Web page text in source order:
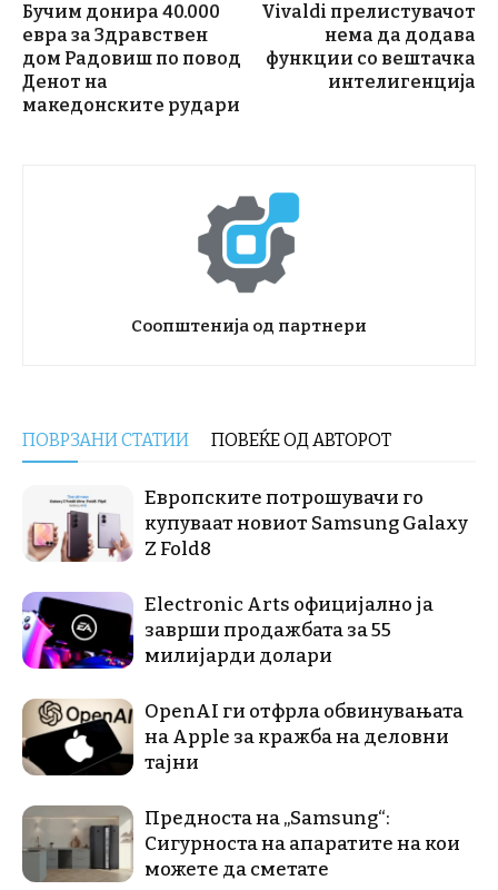
Бучим донира 40.000
евра за Здравствен
дом Радовиш по повод
Денот на
македонските рудари
Vivaldi прелистувачот
нема да додава
функции со вештачка
интелигенција
Соопштенија од партнери
ПОВРЗАНИ СТАТИИ ПОВЕЌЕ ОД АВТОРОТ
Европските потрошувачи го
купуваат новиот Samsung Galaxy
Z Fold8
Electronic Arts официјално ја
заврши продажбата за 55
милијарди долари
OpenAI ги отфрла обвинувањата
на Apple за кражба на деловни
тајни
Предноста на „Samsung“:
Сигурноста на апаратите на кои
можете да сметате